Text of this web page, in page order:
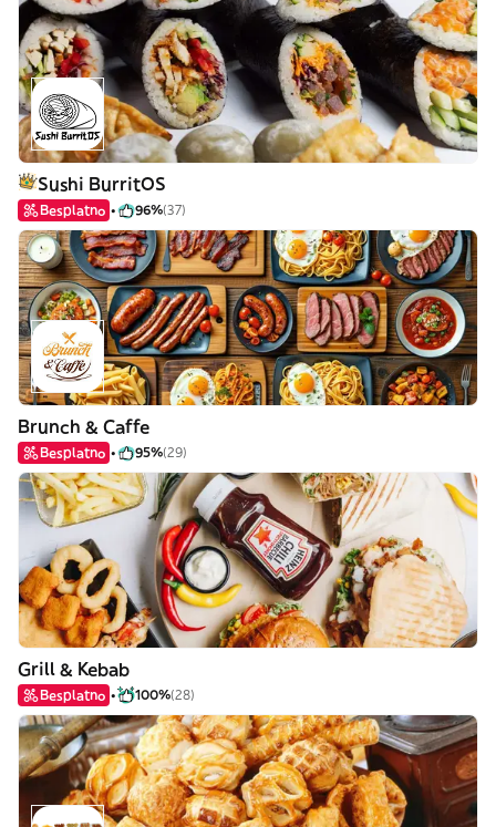
Sushi BurritOS
Besplatno 96%(37)
Brunch & Caffe
Besplatno 95%(29)
Grill & Kebab
Besplatno 100%(28)